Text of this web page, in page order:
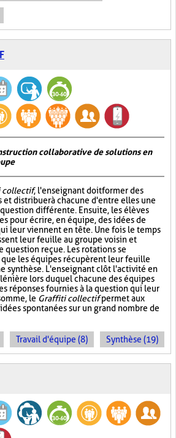
collaborative de solutions en
collectif, l'enseignant doit former des
et distribuer à chacune d'entre elles une
différente. Ensuite, les élèves
pour écrire, en équipe, des idées de
leur viennent en tête. Une fois le temps
leur feuille au groupe voisin et
question reçue. Les rotations se
que les équipes récupèrent leur feuille
synthèse. L'enseignant clôt l'activité en
lors duquel chacune des équipes
réponses fournies à la question qui leur
le Graffiti collectifpermet aux
spontanées sur un grand nombre de
Travail d'équipe (8) Synthèse (19)